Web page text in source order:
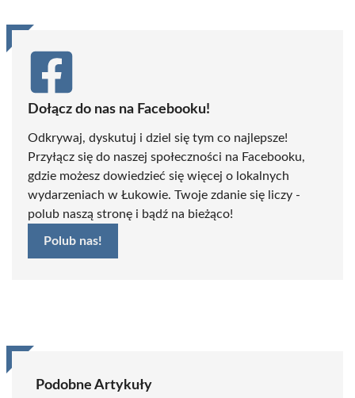
Dołącz do nas na Facebooku!
Odkrywaj, dyskutuj i dziel się tym co najlepsze!
Przyłącz się do naszej społeczności na Facebooku,
gdzie możesz dowiedzieć się więcej o lokalnych
wydarzeniach w Łukowie. Twoje zdanie się liczy -
polub naszą stronę i bądź na bieżąco!
Polub nas!
Podobne Artykuły